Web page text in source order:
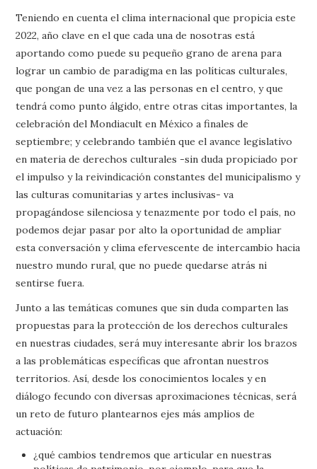
Teniendo en cuenta el clima internacional que propicia este
2022, año clave en el que cada una de nosotras está
aportando como puede su pequeño grano de arena para
lograr un cambio de paradigma en las políticas culturales,
que pongan de una vez a las personas en el centro, y que
tendrá como punto álgido, entre otras citas importantes, la
celebración del Mondiacult en México a finales de
septiembre; y celebrando también que el avance legislativo
en materia de derechos culturales -sin duda propiciado por
el impulso y la reivindicación constantes del municipalismo y
las culturas comunitarias y artes inclusivas- va
propagándose silenciosa y tenazmente por todo el país, no
podemos dejar pasar por alto la oportunidad de ampliar
esta conversación y clima efervescente de intercambio hacia
nuestro mundo rural, que no puede quedarse atrás ni
sentirse fuera.
Junto a las temáticas comunes que sin duda comparten las
propuestas para la protección de los derechos culturales
en nuestras ciudades, será muy interesante abrir los brazos
a las problemáticas específicas que afrontan nuestros
territorios. Así, desde los conocimientos locales y en
diálogo fecundo con diversas aproximaciones técnicas, será
un reto de futuro plantearnos ejes más amplios de
actuación:
¿qué cambios tendremos que articular en nuestras